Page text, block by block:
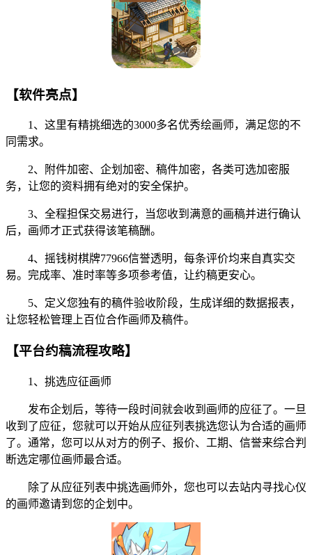
【软件亮点】
1、这里有精挑细选的3000多名优秀绘画师，满足您的不
同需求。
2、附件加密、企划加密、稿件加密，各类可选加密服
务，让您的资料拥有绝对的安全保护。
3、全程担保交易进行，当您收到满意的画稿并进行确认
后，画师才正式获得该笔稿酬。
4、摇钱树棋牌77966信誉透明，每条评价均来自真实交
易。完成率、准时率等多项参考值，让约稿更安心。
5、定义您独有的稿件验收阶段，生成详细的数据报表，
让您轻松管理上百位合作画师及稿件。
【平台约稿流程攻略】
1、挑选应征画师
发布企划后，等待一段时间就会收到画师的应征了。一旦
收到了应征，您就可以开始从应征列表挑选您认为合适的画师
了。通常，您可以从对方的例子、报价、工期、信誉来综合判
断选定哪位画师最合适。
除了从应征列表中挑选画师外，您也可以去站内寻找心仪
的画师邀请到您的企划中。